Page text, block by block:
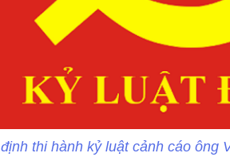
thi hành kỷ luật cảnh cáo ông